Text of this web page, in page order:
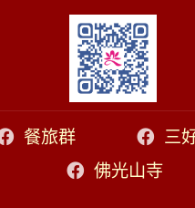
餐旅群
三
佛光山寺